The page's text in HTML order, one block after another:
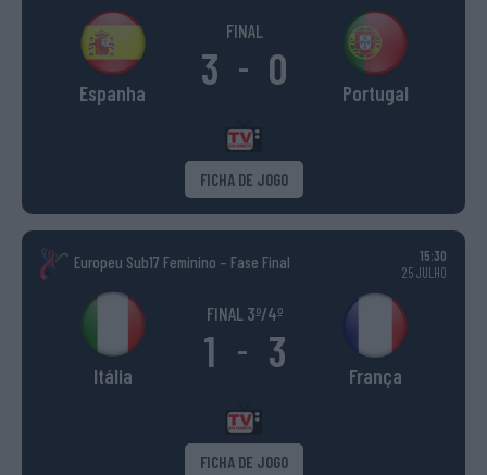
Espanha
FINAL
3 - 0 Portugal
FICHA DE JOGO
Europeu Sub17 Feminino – Fase Final
15:30
25 JULHO
Itália
FINAL 3º/4º
1 - 3 França
FICHA DE JOGO